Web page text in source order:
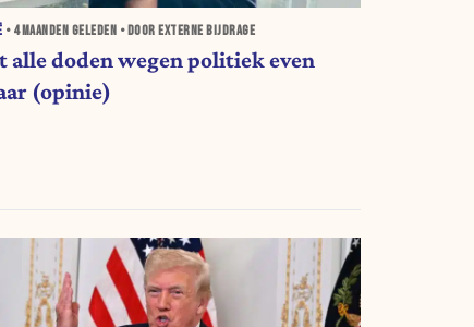
• 4 MAANDEN GELEDEN • DOOR EXTERNE BIJDRAGE
alle doden wegen politiek even
(opinie)